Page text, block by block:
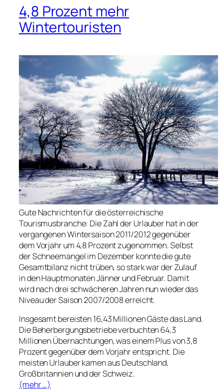
4,8 Prozent mehr
Wintertouristen
Gute Nachrichten für die österreichische
Tourismusbranche: Die Zahl der Urlauber hat in der
vergangenen Wintersaison 2011/2012 gegenüber
dem Vorjahr um 4,8 Prozent zugenommen. Selbst
der Schneemangel im Dezember konnte die gute
Gesamtbilanz nicht trüben, so stark war der Zulauf
in den Hauptmonaten Jänner und Februar. Damit
wird nach drei schwächeren Jahren nun wieder das
Niveau der Saison 2007/2008 erreicht.
Insgesamt bereisten 16,43 Millionen Gäste das Land.
Die Beherbergungsbetriebe verbuchten 64,3
Millionen Übernachtungen, was einem Plus von 3,8
Prozent gegenüber dem Vorjahr entspricht. Die
meisten Urlauber kamen aus Deutschland,
Großbritannien und der Schweiz.
(mehr …)